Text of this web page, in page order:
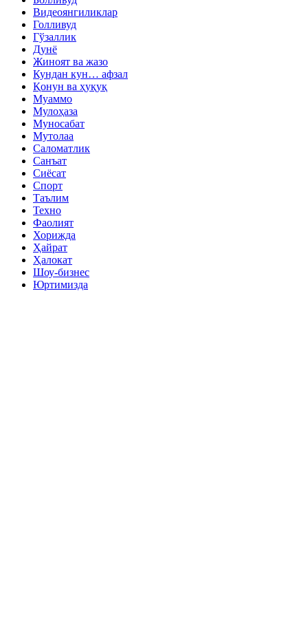
Видеоянгиликлар
Голливуд
Гўзаллик
Дунё
Жиноят ва жазо
Кундан кун… афзал
Қонун ва ҳуқуқ
Муаммо
Мулоҳаза
Муносабат
Мутолаа
Саломатлик
Санъат
Сиёсат
Спорт
Таълим
Техно
Фаолият
Хорижда
Ҳайрат
Ҳалокат
Шоу-бизнес
Юртимизда